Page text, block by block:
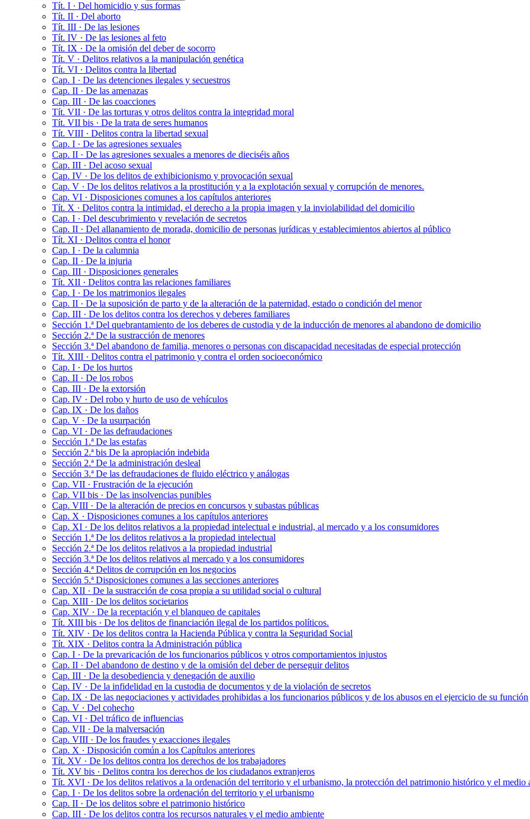
Tít. I · Del homicidio y sus formas
Tít. II · Del aborto
Tít. III · De las lesiones
Tít. IV · De las lesiones al feto
Tít. IX · De la omisión del deber de socorro
Tít. V · Delitos relativos a la manipulación genética
Tít. VI · Delitos contra la libertad
Cap. I · De las detenciones ilegales y secuestros
Cap. II · De las amenazas
Cap. III · De las coacciones
Tít. VII · De las torturas y otros delitos contra la integridad moral
Tít. VII bis · De la trata de seres humanos
Tít. VIII · Delitos contra la libertad sexual
Cap. I · De las agresiones sexuales
Cap. II · De las agresiones sexuales a menores de dieciséis años
Cap. III · Del acoso sexual
Cap. IV · De los delitos de exhibicionismo y provocación sexual
Cap. V · De los delitos relativos a la prostitución y a la explotación sexual y corrupción de menores.
Cap. VI · Disposiciones comunes a los capítulos anteriores
Tít. X · Delitos contra la intimidad, el derecho a la propia imagen y la inviolabilidad del domicilio
Cap. I · Del descubrimiento y revelación de secretos
Cap. II · Del allanamiento de morada, domicilio de personas jurídicas y establecimientos abiertos al público
Tít. XI · Delitos contra el honor
Cap. I · De la calumnia
Cap. II · De la injuria
Cap. III · Disposiciones generales
Tít. XII · Delitos contra las relaciones familiares
Cap. I · De los matrimonios ilegales
Cap. II · De la suposición de parto y de la alteración de la paternidad, estado o condición del menor
Cap. III · De los delitos contra los derechos y deberes familiares
Sección 1.ª Del quebrantamiento de los deberes de custodia y de la inducción de menores al abandono de domicilio
Sección 2.ª De la sustracción de menores
Sección 3.ª Del abandono de familia, menores o personas con discapacidad necesitadas de especial protección
Tít. XIII · Delitos contra el patrimonio y contra el orden socioeconómico
Cap. I · De los hurtos
Cap. II · De los robos
Cap. III · De la extorsión
Cap. IV · Del robo y hurto de uso de vehículos
Cap. IX · De los daños
Cap. V · De la usurpación
Cap. VI · De las defraudaciones
Sección 1.ª De las estafas
Sección 2.ª bis De la apropiación indebida
Sección 2.ª De la administración desleal
Sección 3.ª De las defraudaciones de fluido eléctrico y análogas
Cap. VII · Frustración de la ejecución
Cap. VII bis · De las insolvencias punibles
Cap. VIII · De la alteración de precios en concursos y subastas públicas
Cap. X · Disposiciones comunes a los capítulos anteriores
Cap. XI · De los delitos relativos a la propiedad intelectual e industrial, al mercado y a los consumidores
Sección 1.ª De los delitos relativos a la propiedad intelectual
Sección 2.ª De los delitos relativos a la propiedad industrial
Sección 3.ª De los delitos relativos al mercado y a los consumidores
Sección 4.ª Delitos de corrupción en los negocios
Sección 5.ª Disposiciones comunes a las secciones anteriores
Cap. XII · De la sustracción de cosa propia a su utilidad social o cultural
Cap. XIII · De los delitos societarios
Cap. XIV · De la receptación y el blanqueo de capitales
Tít. XIII bis · De los delitos de financiación ilegal de los partidos políticos.
Tít. XIV · De los delitos contra la Hacienda Pública y contra la Seguridad Social
Tít. XIX · Delitos contra la Administración pública
Cap. I · De la prevaricación de los funcionarios públicos y otros comportamientos injustos
Cap. II · Del abandono de destino y de la omisión del deber de perseguir delitos
Cap. III · De la desobediencia y denegación de auxilio
Cap. IV · De la infidelidad en la custodia de documentos y de la violación de secretos
Cap. IX · De las negociaciones y actividades prohibidas a los funcionarios públicos y de los abusos en el ejercicio de su función
Cap. V · Del cohecho
Cap. VI · Del tráfico de influencias
Cap. VII · De la malversación
Cap. VIII · De los fraudes y exacciones ilegales
Cap. X · Disposición común a los Capítulos anteriores
Tít. XV · De los delitos contra los derechos de los trabajadores
Tít. XV bis · Delitos contra los derechos de los ciudadanos extranjeros
Tít. XVI · De los delitos relativos a la ordenación del territorio y el urbanismo, la protección del patrimonio histórico y el medio
Cap. I · De los delitos sobre la ordenación del territorio y el urbanismo
Cap. II · De los delitos sobre el patrimonio histórico
Cap. III · De los delitos contra los recursos naturales y el medio ambiente